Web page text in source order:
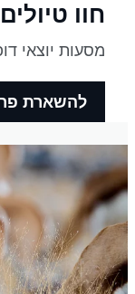
חוו טיולים
מסעות יוצאי
להשארת